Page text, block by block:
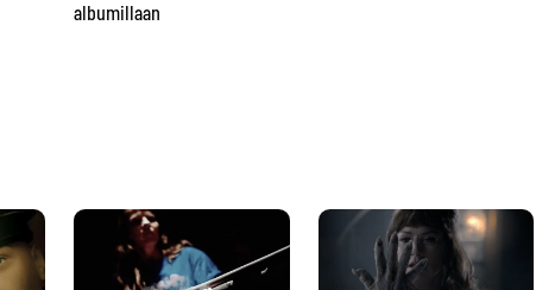
albumillaan